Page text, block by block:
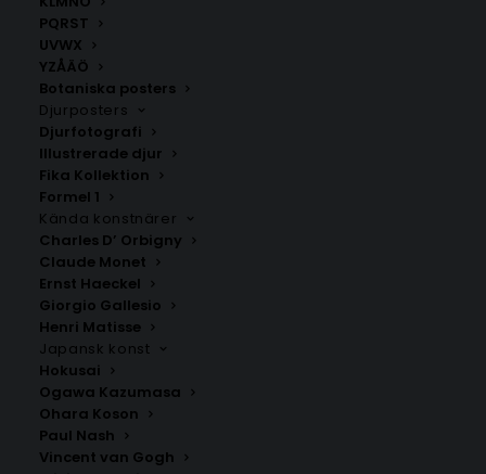
PQRST
UVWX
YZÅÄÖ
Botaniska posters
Djurposters
Djurfotografi
Illustrerade djur
Fika Kollektion
Formel 1
Kända konstnärer
Charles D’ Orbigny
Claude Monet
Ernst Haeckel
Giorgio Gallesio
Henri Matisse
Japansk konst
Hokusai
Ogawa Kazumasa
Ohara Koson
Paul Nash
Vincent van Gogh
Vadstena
Fr. 200.00